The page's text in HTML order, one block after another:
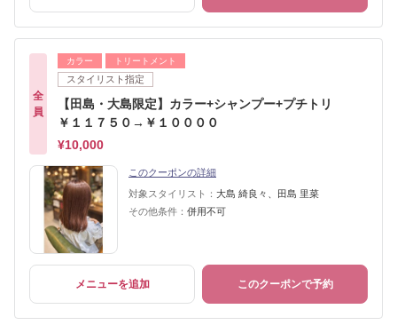
全
員
カラー トリートメント
スタイリスト指定
【田島・大島限定】カラー+シャンプー+プチトリ
￥１１７５０→￥１００００
¥10,000
このクーポンの詳細
対象スタイリスト： 大島 綺良々、田島 里菜
その他条件： 併用不可
メニューを追加 このクーポンで予約